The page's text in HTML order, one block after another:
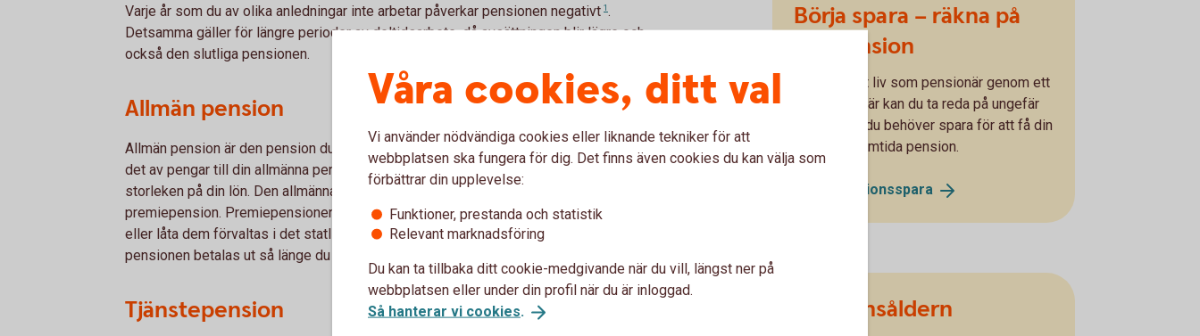
Varje år som du av olika anledningar inte arbetar påverkar pensionen negativt 1.
Detsamma gäller för längre perioder av deltidsarbete, då avsättningen blir lägre och
också den slutliga pensionen.
Allmän pension
Allmän pension är den pension du får från staten. När du arbetar och har en inkomst sätts
det av pengar till din allmänna pension via skatten, där avsättningens storlek beror på
storleken på din lön. Den allmänna pensionen består av två delar: Inkomstpension och
premiepension. Premiepensionen är den del som du antingen själv kan placera i fonder
eller låta dem förvaltas i det statliga förvalsalternativet, AP7 Såfa. Den allmänna
pensionen betalas ut så länge du lever.
Tjänstepension
Börja spara – räkna på
din pension
Påverka ditt liv som pensionär genom ett
sparande. Här kan du ta reda på ungefär
hur mycket du behöver spara för att få din
önskade framtida pension.
pensionsspara
Pensionsåldern
Våra cookies, ditt val
Vi använder nödvändiga cookies eller liknande tekniker för att
webbplatsen ska fungera för dig. Det finns även cookies du kan välja som
förbättrar din upplevelse:
Funktioner, prestanda och statistik
Relevant marknadsföring
Du kan ta tillbaka ditt cookie-medgivande när du vill, längst ner på
webbplatsen eller under din profil när du är inloggad.
Så hanterar vi cookies.